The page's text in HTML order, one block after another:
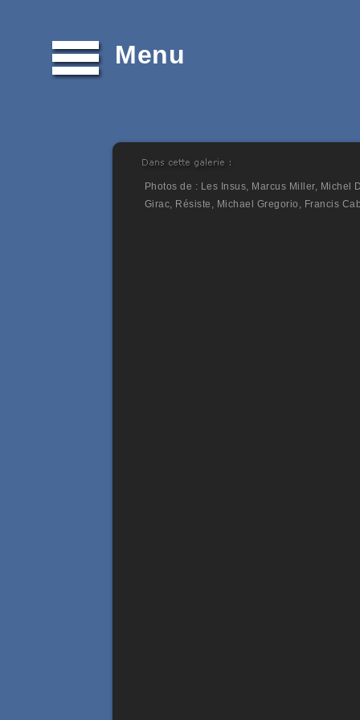
Menu
Photos de : Les Insus, Marcus Miller,
Girac, Résiste, Michael Gregorio, Francis